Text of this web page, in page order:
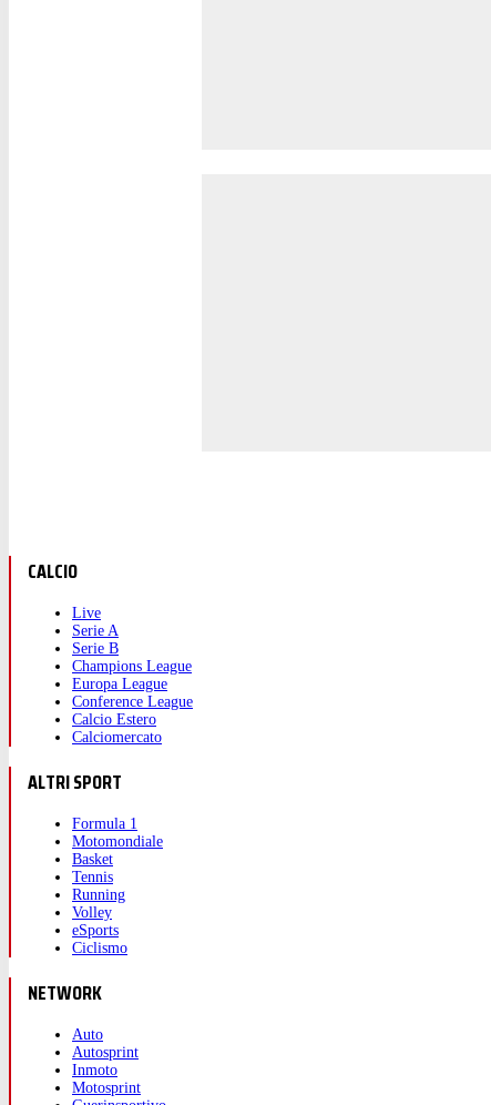
CALCIO
Live
Serie A
Serie B
Champions League
Europa League
Conference League
Calcio Estero
Calciomercato
ALTRI SPORT
Formula 1
Motomondiale
Basket
Tennis
Running
Volley
eSports
Ciclismo
NETWORK
Auto
Autosprint
Inmoto
Motosprint